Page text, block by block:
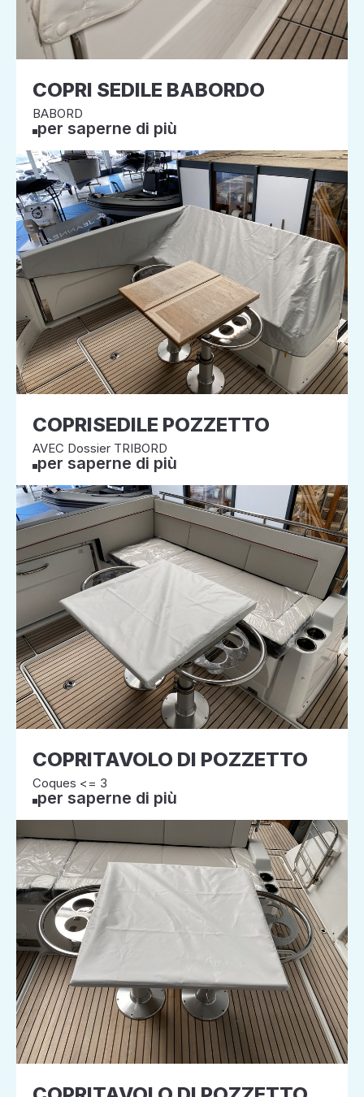
COPRI SEDILE BABORDO
BABORD
per saperne di più
COPRISEDILE POZZETTO
AVEC Dossier TRIBORD
per saperne di più
COPRITAVOLO DI POZZETTO
Coques <= 3
per saperne di più